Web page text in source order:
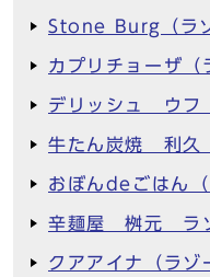
Stone Burg（ラ
カプリチョーザ（
デリッシュ ウフ
牛たん炭焼 利久
おぼんdeごはん（
辛麺屋 桝元 ラ
クアアイナ（ラゾ